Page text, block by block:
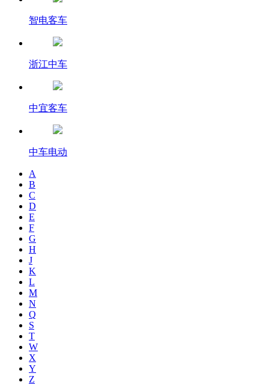
智电客车
浙江中车
中宜客车
中车电动
A
B
C
D
E
F
G
H
J
K
L
M
N
Q
S
T
W
X
Y
Z